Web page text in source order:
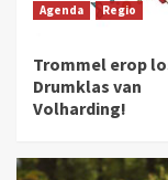
Agenda Regio
Trommel erop
Drumklas van
Volharding!